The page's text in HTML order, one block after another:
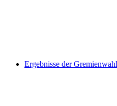
Ergebnisse der